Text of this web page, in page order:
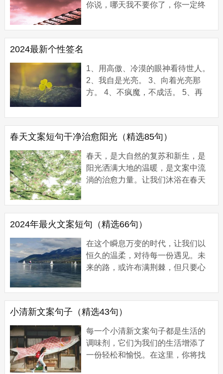
你说，哪天我不要你了，你一定终
最为骄傲...
2024最新个性签名
1、用高傲、冷漠的眼神看待世人。
2、我自是光亮。 3、向着光亮那
方。 4、不疯魔，不成活。 5、再
努力。 7、人都有各自的月亮。 8、
放不下的只是...
春天文案短句干净治愈阳光（精选85句）
春天，是大自然的复苏和新生，是
阳光洒满大地的温暖，是文案中流
淌的治愈力量。让我们沐浴在春天
短句，它们如春风般拂过心头，带
来希望与美好...
2024年最火文案短句（精选66句）
在这个瞬息万变的时代，让我们以
恒久的温柔，对待每一份遇见。未
来的路，或许布满荆棘，但只要心
2024年，愿你有风有雨也有彩虹，
经历过波折后更...
小清新文案句子（精选43句）
每一个小清新文案句子都是生活的
调味剂，它们为我们的生活增添了
一份轻松和愉悦。在这里，你将找